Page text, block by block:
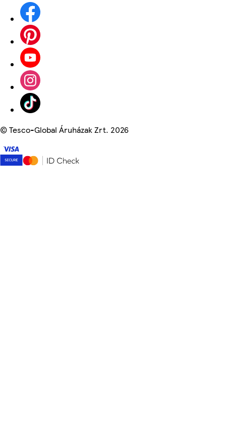
©Tesco-Global Áruházak Zrt. 2026